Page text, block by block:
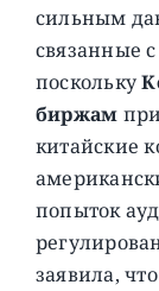
сильным
связанные
поскольку
биржам
китайские
попыток
заявила,